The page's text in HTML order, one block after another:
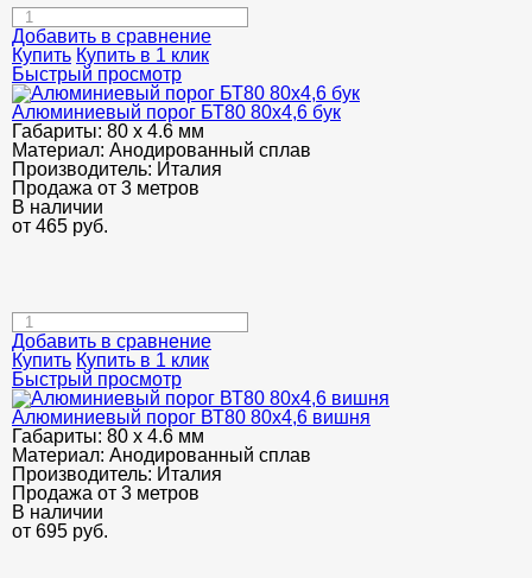
Добавить в сравнение
Купить Купить в 1 клик
Быстрый просмотр
Алюминиевый порог БТ80 80х4,6 бук
Габариты: 80 х 4.6 мм
Материал: Анодированный сплав
Производитель: Италия
Продажа от 3 метров
В наличии
от 465 руб.
Добавить в сравнение
Купить Купить в 1 клик
Быстрый просмотр
Алюминиевый порог ВТ80 80х4,6 вишня
Габариты: 80 х 4.6 мм
Материал: Анодированный сплав
Производитель: Италия
Продажа от 3 метров
В наличии
от 695 руб.